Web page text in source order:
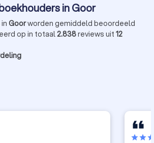
dat hoef je dus niet zelf te
in één keer duizenden euro’s
loonbelasting wordt
van de hoogte van jouw
over onder het kopje
in Goor
in Goorworden gemiddeld beoordeeld
op in totaal2.838reviews uit 12
starstar